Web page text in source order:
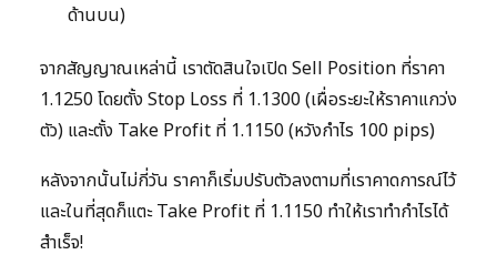
ด้านบน)
จากสัญญาณเหล่านี้ เราตัดสินใจเปิด Sell Position ที่ราคา
1.1250 โดยตั้ง Stop Loss ที่ 1.1300 (เผื่อระยะให้ราคาแกว่ง
ตัว) และตั้ง Take Profit ที่ 1.1150 (หวังกำไร 100 pips)
หลังจากนั้นไม่กี่วัน ราคาก็เริ่มปรับตัวลงตามที่เราคาดการณ์ไว้
และในที่สุดก็แตะ Take Profit ที่ 1.1150 ทำให้เราทำกำไรได้
สำเร็จ!